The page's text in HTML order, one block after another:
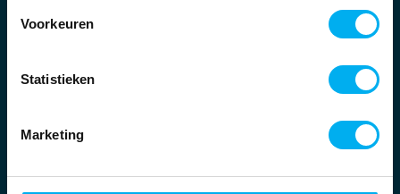
Voorkeuren
Statistieken
Marketing
Partners